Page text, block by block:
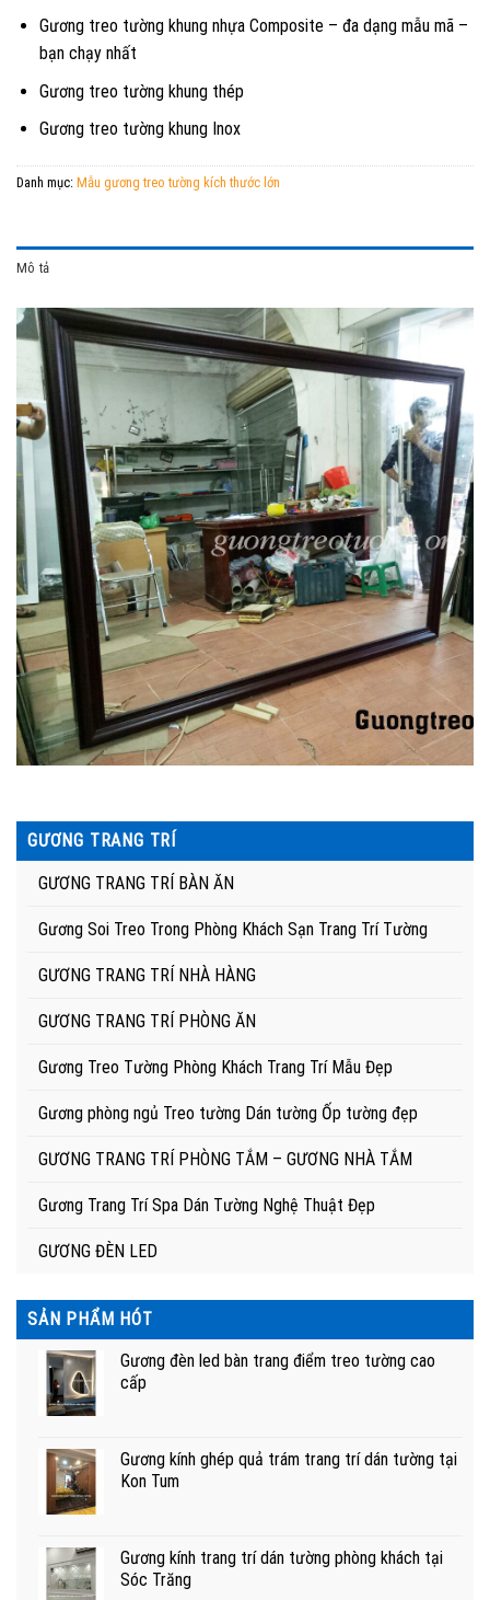
Gương treo tường khung nhựa Composite – đa dạng mẫu mã –
bạn chạy nhất
Gương treo tường khung thép
Gương treo tường khung Inox
Danh mục: Mẫu gương treo tường kích thước lớn
Mô tả
GƯƠNG TRANG TRÍ
GƯƠNG TRANG TRÍ BÀN ĂN
Gương Soi Treo Trong Phòng Khách Sạn Trang Trí Tường
GƯƠNG TRANG TRÍ NHÀ HÀNG
GƯƠNG TRANG TRÍ PHÒNG ĂN
Gương Treo Tường Phòng Khách Trang Trí Mẫu Đẹp
Gương phòng ngủ Treo tường Dán tường Ốp tường đẹp
GƯƠNG TRANG TRÍ PHÒNG TẮM – GƯƠNG NHÀ TẮM
Gương Trang Trí Spa Dán Tường Nghệ Thuật Đẹp
GƯƠNG ĐÈN LED
SẢN PHẨM HÓT
Gương đèn led bàn trang điểm treo tường cao
cấp
Gương kính ghép quả trám trang trí dán tường tại
Kon Tum
Gương kính trang trí dán tường phòng khách tại
Sóc Trăng